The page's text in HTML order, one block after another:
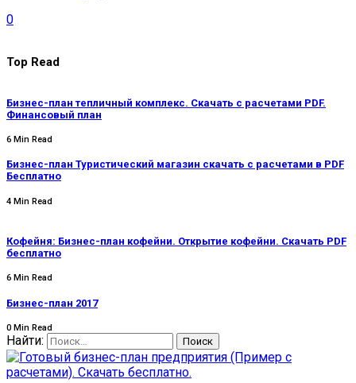
0
Top Read
Бизнес-план тепличный комплекс. Скачать с расчетами PDF.
Финансовый план
6 Min Read
Бизнес-план Туристический магазин скачать с расчетами в PDF
Бесплатно
4 Min Read
Кофейня: Бизнес-план кофейни. Открытие кофейни. Скачать PDF
бесплатно
6 Min Read
Бизнес-план 2017
0 Min Read
Найти: